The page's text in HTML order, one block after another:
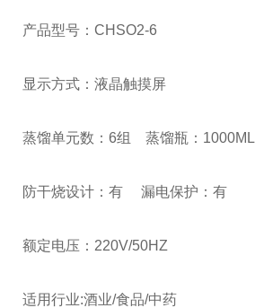
产品型号：CHSO2-6
显示方式：液晶触摸屏
蒸馏单元数：6组 蒸馏瓶：
防干烧设计：有 漏电保护：有
额定电压：220V/50HZ
适用行业:酒业/食品/中药